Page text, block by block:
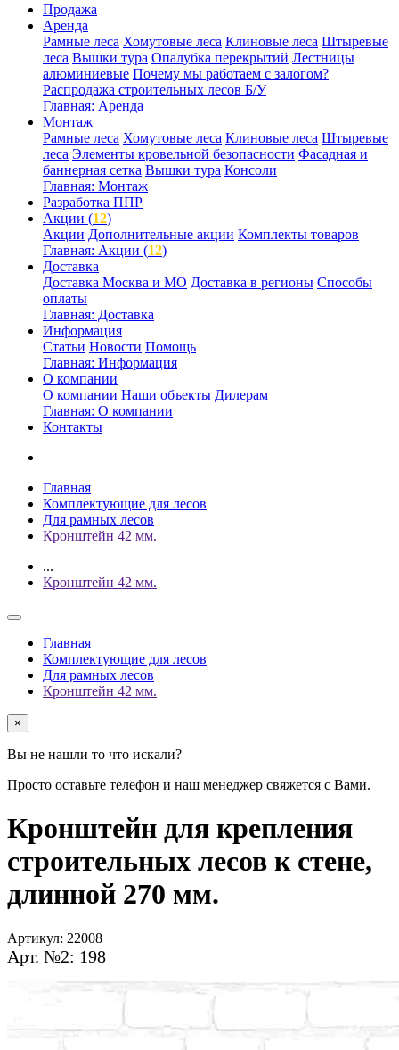
Продажа
Аренда
Рамные леса Хомутовые леса Клиновые леса Штыревые
леса Вышки тура Опалубка перекрытий Лестницы
алюминиевые Почему мы работаем с залогом?
Распродажа строительных лесов Б/У
Главная: Аренда
Монтаж
Рамные леса Хомутовые леса Клиновые леса Штыревые
леса Элементы кровельной безопасности Фасадная и
баннерная сетка Вышки тура Консоли
Главная: Монтаж
Разработка ППР
Акции (12)
Акции Дополнительные акции Комплекты товаров
Главная: Акции (12)
Доставка
Доставка Москва и МО Доставка в регионы Способы
оплаты
Главная: Доставка
Информация
Статьи Новости Помощь
Главная: Информация
О компании
О компании Наши объекты Дилерам
Главная: О компании
Контакты
Главная
Комплектующие для лесов
Для рамных лесов
Кронштейн 42 мм.
...
Кронштейн 42 мм.
Главная
Комплектующие для лесов
Для рамных лесов
Кронштейн 42 мм.
×
Вы не нашли то что искали?
Просто оставьте телефон и наш менеджер свяжется с Вами.
Кронштейн для крепления
строительных лесов к стене,
длинной 270 мм.
Артикул: 22008
Арт. №2: 198